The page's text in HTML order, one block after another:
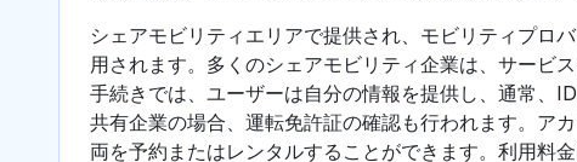
シェアモビリティエリアで提供され、モビリティプロ
用されます。多くのシェアモビリティ企業は、サービ
手続きでは、ユーザーは自分の情報を提供し、通常、
共有企業の場合、運転免許証の確認も行われます。ア
両を予約またはレンタルすることができます。利用料